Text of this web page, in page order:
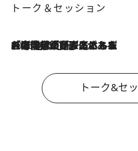
トーク＆セッション
2026.8.3
「今後値上げがあるとすれば…」「リスクがあるのは今年の冬」エネルギー専門家が語る、ホルムズ海峡封鎖が家庭にもたらす“ある心配”
トーク&セ